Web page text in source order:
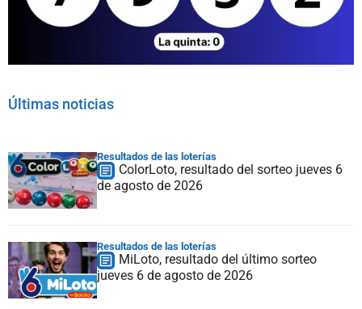
Últimas noticias
Resultados de las loterías
ColorLoto, resultado del sorteo jueves 6
de agosto de 2026
Resultados de las loterías
MiLoto, resultado del último sorteo
jueves 6 de agosto de 2026